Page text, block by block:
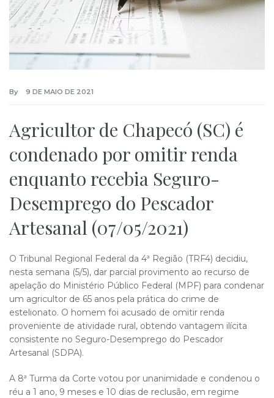
By 9 DE MAIO DE 2021
Agricultor de Chapecó (SC) é
condenado por omitir renda
enquanto recebia Seguro-
Desemprego do Pescador
Artesanal (07/05/2021)
O Tribunal Regional Federal da 4ª Região (TRF4) decidiu,
nesta semana (5/5), dar parcial provimento ao recurso de
apelação do Ministério Público Federal (MPF) para condenar
um agricultor de 65 anos pela prática do crime de
estelionato. O homem foi acusado de omitir renda
proveniente de atividade rural, obtendo vantagem ilícita
consistente no Seguro-Desemprego do Pescador
Artesanal (SDPA).
A 8ª Turma da Corte votou por unanimidade e condenou o
réu a 1 ano, 9 meses e 10 dias de reclusão, em regime